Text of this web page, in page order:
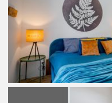
The complex:
This beautiful apartment is
the ‘Heroes Amsterdam’
the beginning of 2019 in the
Zeeburgereiland. The building
and includes a private
building and a shared
In addition, the entire